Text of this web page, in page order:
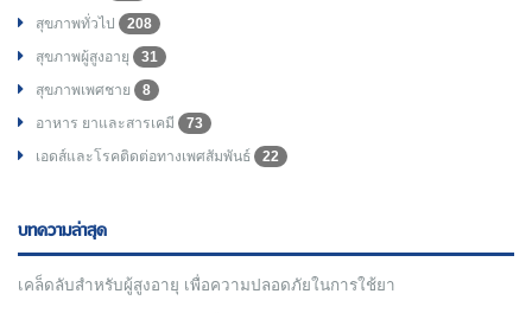
สุขภาพทั่วไป
208
สุขภาพผู้สูงอายุ
31
สุขภาพเพศชาย
8
อาหาร ยาและสารเคมี
73
เอดส์และโรคติดต่อทางเพศสัมพันธ์
22
บทความล่าสุด
เคล็ดลับสำหรับผู้สูงอายุ เพื่อความปลอดภัยในการใช้ยา